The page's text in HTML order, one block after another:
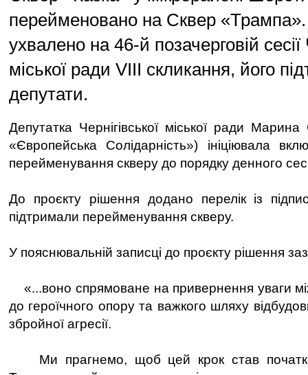
перейменовано на Сквер
ухвалено на 46-й позачерговій сесії
міської ради VIII скликання, його
депутати.
Депутатка Чернігівської міської ради
«Європейська Солідарність») ініціювала
перейменування скверу до порядку денного
До проєкту рішення додано перелік із
підтримали перейменування скверу.
У пояснювальній записці до проєкту рішення
«...воно спрямоване на привернення уваги
до героїчного опору та важкого шляху
збройної агресії.
Ми прагнемо, щоб цей крок став